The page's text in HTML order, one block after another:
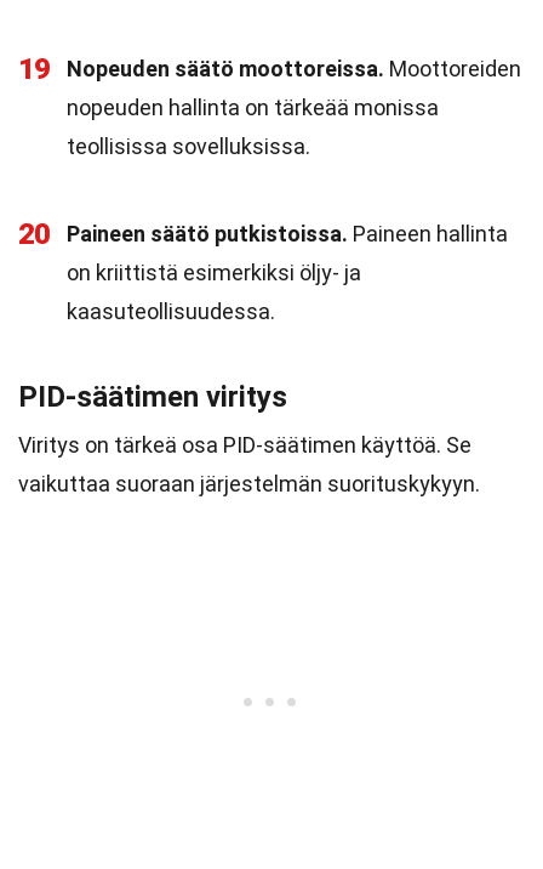
19 Nopeuden säätö moottoreissa. Moottoreiden
nopeuden hallinta on tärkeää monissa
teollisissa sovelluksissa.
20 Paineen säätö putkistoissa. Paineen hallinta
on kriittistä esimerkiksi öljy- ja
kaasuteollisuudessa.
PID-säätimen viritys
Viritys on tärkeä osa PID-säätimen käyttöä. Se
vaikuttaa suoraan järjestelmän suorituskykyyn.